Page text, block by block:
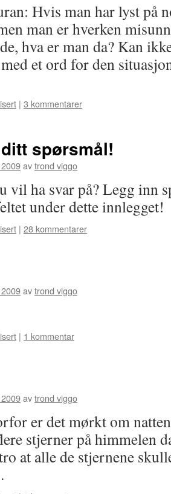
Hvis man har lyst på
man er hverken
hva er man da? Kan
et ord for den
| 3 kommentarer
spørsmål!
avtrond viggo
vil ha svar på? Legg inn
under dette innlegget!
| 28 kommentarer
avtrond viggo
| 1 kommentar
avtrond viggo
er det mørkt om
stjerner på himmelen
at alle de stjernene